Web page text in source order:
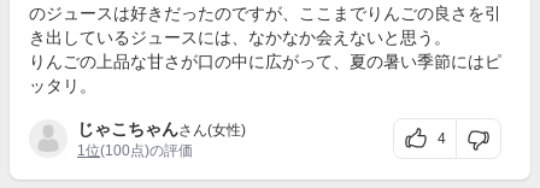
のジュースは好きだったのですが、ここまでりんごの良さを引
き出しているジュースには、なかなか会えないと思う。
りんごの上品な甘さが口の中に広がって、夏の暑い季節にはピ
ッタリ。
じゃこちゃんさん(女性)
1位(100点)の評価
4